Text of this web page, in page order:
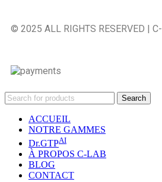
© 2025 ALL RIGHTS RESERVED |
Search
ACCUEIL
NOTRE GAMMES
Dr.GTPAI
À PROPOS C-LAB
BLOG
CONTACT